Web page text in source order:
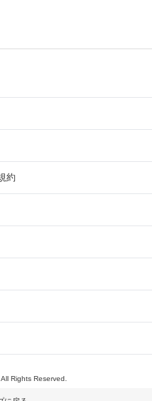
約
Rights Reserved.